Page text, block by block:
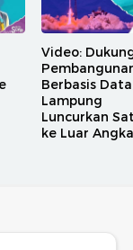
Video:
Berbasis
Lampung
Luncurkan
ke Luar